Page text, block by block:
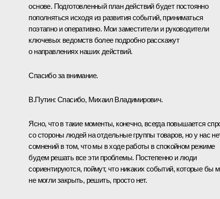
основе. Подготовленный план действий будет постоянно
пополняться исходя из развития событий, приниматься
поэтапно и оперативно. Мои заместители и руководители
ключевых ведомств более подробно расскажут
о направлениях наших действий.
Спасибо за внимание.
В.Путин: Спасибо, Михаил Владимирович.
Ясно, что в такие моменты, конечно, всегда повышается
со стороны людей на отдельные группы товаров, но у нас
сомнений в том, что мы в ходе работы в спокойном режиме
будем решать все эти проблемы. Постепенно и люди
сориентируются, поймут, что никаких событий, которые бы
не могли закрыть, решить, просто нет.